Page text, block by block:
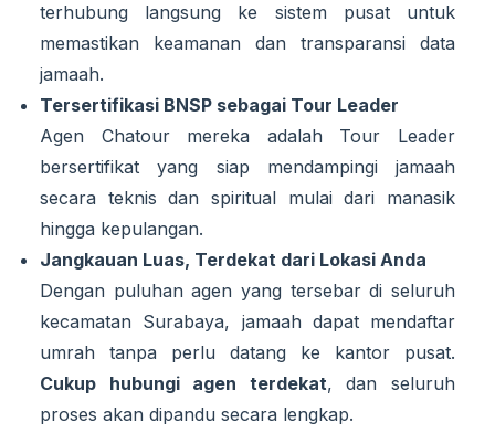
terhubung langsung ke sistem pusat untuk
memastikan keamanan dan transparansi data
jamaah.
Tersertifikasi BNSP sebagai Tour Leader
Agen Chatour mereka adalah Tour Leader
bersertifikat yang siap mendampingi jamaah
secara teknis dan spiritual mulai dari manasik
hingga kepulangan.
Jangkauan Luas, Terdekat dari Lokasi Anda
Dengan puluhan agen yang tersebar di seluruh
kecamatan Surabaya, jamaah dapat mendaftar
umrah tanpa perlu datang ke kantor pusat.
Cukup hubungi agen terdekat, dan seluruh
proses akan dipandu secara lengkap.